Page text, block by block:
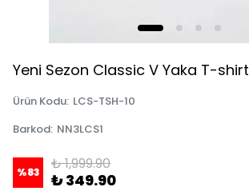
Yeni Sezon Classic V Yaka T-shirt
Ürün Kodu: LCS-TSH-10
Barkod: NN3LCS1
%83 ₺ 1,999.90
₺ 349.90